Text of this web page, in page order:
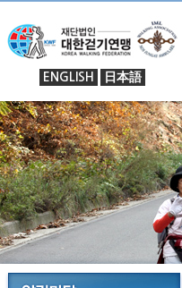
ENGLISH 日本語